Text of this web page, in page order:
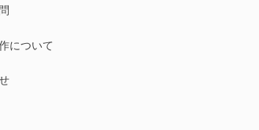
について